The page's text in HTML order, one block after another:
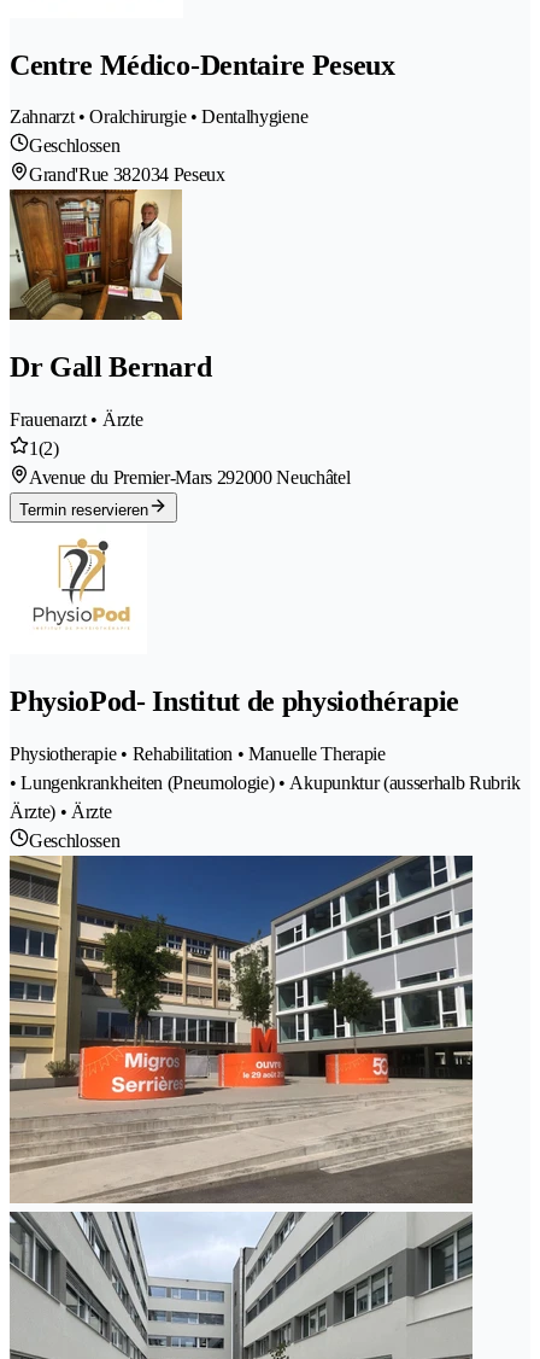
Centre Médico-Dentaire Peseux
Zahnarzt • Oralchirurgie • Dentalhygiene
Geschlossen
Grand'Rue 382034 Peseux
Dr Gall Bernard
Frauenarzt • Ärzte
1(2)
Avenue du Premier-Mars 292000 Neuchâtel
Termin reservieren
PhysioPod- Institut de physiothérapie
Physiotherapie • Rehabilitation • Manuelle Therapie
• Lungenkrankheiten (Pneumologie) • Akupunktur (ausserhalb Rubrik
Ärzte) • Ärzte
Geschlossen